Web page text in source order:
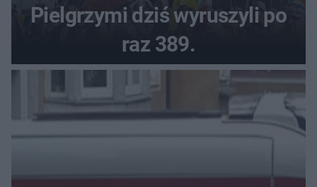
Pielgrzymi dziś wyruszyli po
raz 389.